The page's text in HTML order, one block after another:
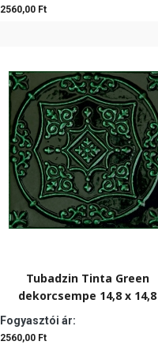
2560,00 Ft
Tubadzin Tinta Green
dekorcsempe 14,8 x 14,8
Fogyasztói ár:
2560,00 Ft